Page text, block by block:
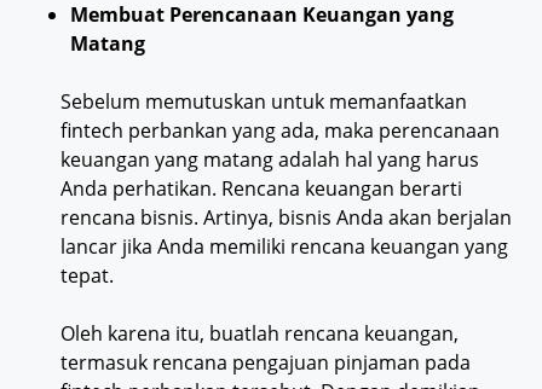
Membuat Perencanaan Keuangan yang
Matang
Sebelum memutuskan untuk memanfaatkan
fintech perbankan yang ada, maka perencanaan
keuangan yang matang adalah hal yang harus
Anda perhatikan. Rencana keuangan berarti
rencana bisnis. Artinya, bisnis Anda akan berjalan
lancar jika Anda memiliki rencana keuangan yang
tepat.
Oleh karena itu, buatlah rencana keuangan,
termasuk rencana pengajuan pinjaman pada